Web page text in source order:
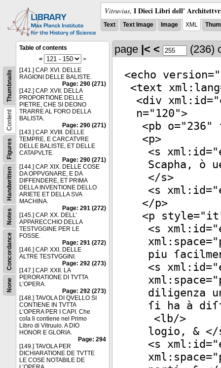
Vitruvius, I Dieci Libri dell'
Text Text Image Image XML
None
Concordance
Notes
Handwritten
Figures
Content
Thumbnails
Table of contents
<
>
[141.] CAP. XVI. DELLE
RAGIONI DELLE BALISTE.
Page: 290 (271)
[142.] CAP. XVII. DELLA
PROPORTIONE DELLE
PIETRE, CHE SI DEONO
TRARRE AL FORO DELLA
BALISTA.
Page: 290 (271)
[143.] CAP. XVIII. DELLE
TEMPRE, E CARCATVRE
DELLE BALISTE, ET DELLE
CATAPVLTE.
Page: 290 (271)
[144.] CAP. XIX. DELLE COSE
DA OPPVGNARE, E DA
DIFFENDERE, ET PRIMA
DELLA INVENTIONE DELLO
ARIETE ET DELLA SVA
MACHINA.
Page: 291 (272)
[145.] CAP. XX. DELL’
APPARECCHIO DELLA
TESTVGGINE PER LE
FOSSE.
Page: 291 (272)
[146.] CAP. XXI. DELLE
ALTRE TESTVGGINI.
Page: 292 (273)
[147.] CAP. XXII. LA
PERORATIONE DI TVTTA
L’OPERA.
Page: 292 (273)
[148.] TAVOLA DI QVELLO SI
CONTIENE IN TVTTA
L’OPERA PER I CAPI. Che
coſa ſi contiene nel Primo
Libro di Vitruuio. A DIO
HONOR E GLORIA.
Page: 294
[149.] TAVOLA PER
DICHIARATIONE DE TVTTE
LE COSE NOTABILE DE
page |< < (236)
<echo version="
<text xml:lang
<div xml:id="
n="120">
<pb o="236"
<p>
<s xml:id="
Scapha, ò
</s>
<s xml:id="
</p>
<p style="it
<s xml:id="
xml:space="
piu
<s xml:id="
xml:space="
diligenza
ſi ha à
<lb/>
logio, & </
<s xml:id="
xml:space="